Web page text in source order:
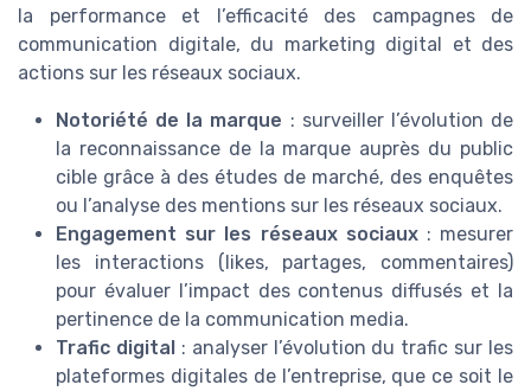
la performance et l’efficacité des campagnes de
communication digitale, du marketing digital et des
actions sur les réseaux sociaux.
Notoriété de la marque : surveiller l’évolution de
la reconnaissance de la marque auprès du public
cible grâce à des études de marché, des enquêtes
ou l’analyse des mentions sur les réseaux sociaux.
Engagement sur les réseaux sociaux: mesurer
les interactions (likes, partages, commentaires)
pour évaluer l’impact des contenus diffusés et la
pertinence de la communication media.
Trafic digital: analyser l’évolution du trafic sur les
plateformes digitales de l’entreprise, que ce soit le